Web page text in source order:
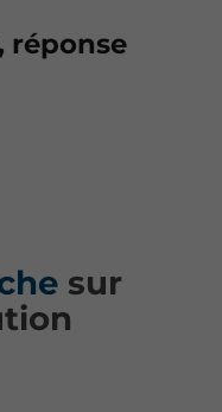
réponse
sur